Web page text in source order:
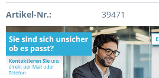
Artikel-Nr.: 39471